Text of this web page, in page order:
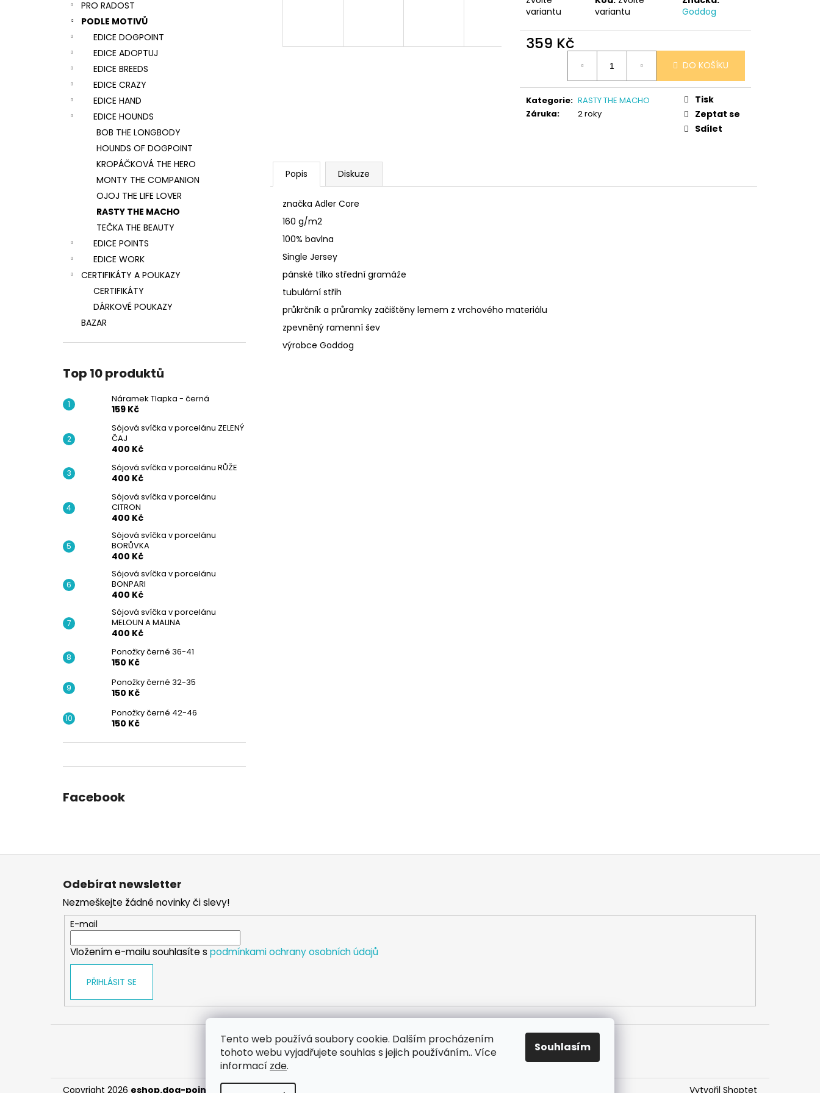
Tento web používá soubory cookie. Dalším procházením
tohoto webu vyjadřujete souhlas s jejich používáním.. Více
informací zde.
Souhlasím
PRO RADOST
PODLE MOTIVŮ
EDICE DOGPOINT
EDICE ADOPTUJ
EDICE BREEDS
EDICE CRAZY
EDICE HAND
EDICE HOUNDS
BOB THE LONGBODY
HOUNDS OF DOGPOINT
KROPÁČKOVÁ THE HERO
MONTY THE COMPANION
OJOJ THE LIFE LOVER
RASTY THE MACHO
TEČKA THE BEAUTY
EDICE POINTS
EDICE WORK
CERTIFIKÁTY A POUKAZY
CERTIFIKÁTY
DÁRKOVÉ POUKAZY
BAZAR
Top 10 produktů
Náramek Tlapka - černá
159 Kč
Sójová svíčka v porcelánu ZELENÝ
ČAJ
400 Kč
Sójová svíčka v porcelánu RŮŽE
400 Kč
Sójová svíčka v porcelánu
CITRON
400 Kč
Sójová svíčka v porcelánu
BORŮVKA
400 Kč
Sójová svíčka v porcelánu
BONPARI
400 Kč
Sójová svíčka v porcelánu
MELOUN A MALINA
400 Kč
Ponožky černé 36-41
150 Kč
Ponožky černé 32-35
150 Kč
Ponožky černé 42-46
150 Kč
Facebook
variantu
variantu
Goddog
359 Kč
DO KOŠÍKU
Kategorie: RASTY THE MACHO
Záruka: 2 roky
Tisk
Zeptat se
Sdílet
Popis Diskuze
značka Adler Core
160 g/m2
100% bavlna
Single Jersey
pánské tílko střední gramáže
tubulární střih
průkrčník a průramky začištěny lemem z vrchového materiálu
zpevněný ramenní šev
výrobce Goddog
NÁRAMEK TLAPKA - ČERNÁ
159 Kč
SÓJOVÁ SVÍČKA V PORCELÁNU RŮŽE
Z
Odebírat newsletter
Nezmeškejte žádné novinky či slevy!
E-mail
Vložením e-mailu souhlasíte s podmínkami ochrany osobních údajů
PŘIHLÁSIT SE
WEB FACEBOOK INSTAGRAM YOUTUBE
Vytvořil Shoptet
Copyright 2026 eshop.dog-point . Všechna práva vyhrazena.